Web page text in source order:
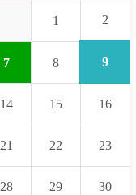
1 2
7 8 9
14 15 16
21 22 23
28 29 30